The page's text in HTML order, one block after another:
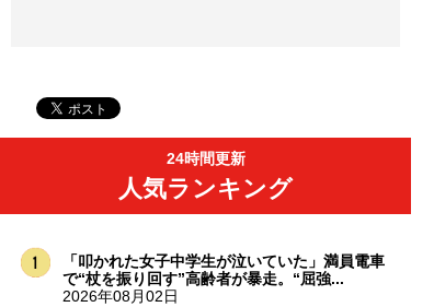
24時間更新
人気ランキング
「叩かれた女子中学生が泣いていた」満員電車
で“杖を振り回す”高齢者が暴走。“屈強...
2026年08月02日